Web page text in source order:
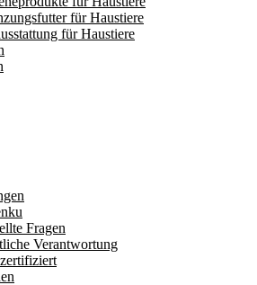
für Haustiere
für Haustiere
Fragen
Verantwortung